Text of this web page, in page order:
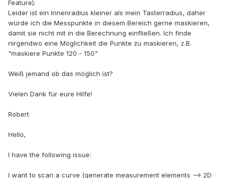
Feature).
Leider ist ein Innenradius kleiner als mein Tasterradius, daher
würde ich die Messpunkte in diesem Bereich gerne maskieren,
damit sie nicht mit in die Berechnung einfließen. Ich finde
nirgendwo eine Möglichkeit die Punkte zu maskieren, z.B.
"maskiere Punkte 120 - 150"
Weiß jemand ob das möglich ist?
Vielen Dank für eure Hilfe!
Robert
Hello,
I have the following issue:
I want to scan a curve (generate measurement elements --> 2D